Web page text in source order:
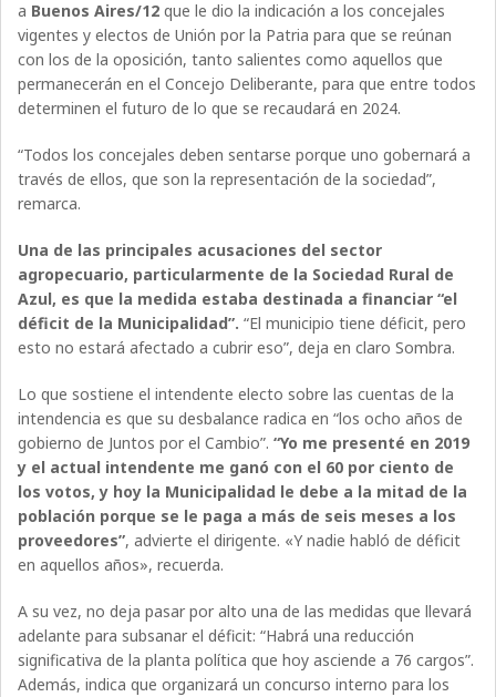
a Buenos Aires/12 que le dio la indicación a los concejales
vigentes y electos de Unión por la Patria para que se reúnan
con los de la oposición, tanto salientes como aquellos que
permanecerán en el Concejo Deliberante, para que entre todos
determinen el futuro de lo que se recaudará en 2024.
“Todos los concejales deben sentarse porque uno gobernará a
través de ellos, que son la representación de la sociedad”,
remarca.
Una de las principales acusaciones del sector
agropecuario, particularmente de la Sociedad Rural de
Azul, es que la medida estaba destinada a financiar “el
déficit de la Municipalidad”. “El municipio tiene déficit, pero
esto no estará afectado a cubrir eso”, deja en claro Sombra.
Lo que sostiene el intendente electo sobre las cuentas de la
intendencia es que su desbalance radica en “los ocho años de
gobierno de Juntos por el Cambio”.“Yo me presenté en 2019
y el actual intendente me ganó con el 60 por ciento de
los votos, y hoy la Municipalidad le debe a la mitad de la
población porque se le paga a más de seis meses a los
proveedores”, advierte el dirigente. «Y nadie habló de déficit
en aquellos años», recuerda.
A su vez, no deja pasar por alto una de las medidas que llevará
adelante para subsanar el déficit: “Habrá una reducción
significativa de la planta política que hoy asciende a 76 cargos”.
Además, indica que organizará un concurso interno para los